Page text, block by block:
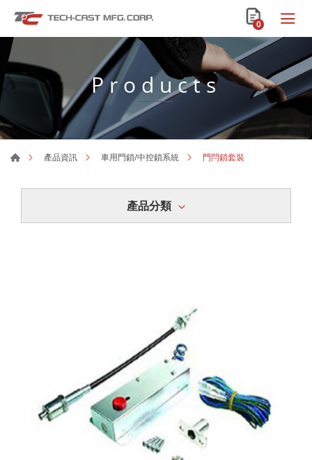
0
Products
產品資訊 車用門鎖/中控鎖系統 門閂鎖套裝
產品分類